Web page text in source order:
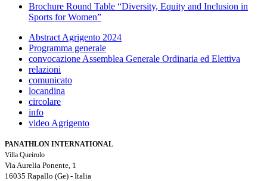
Brochure Round Table “Diversity, Equity and Inclusion in
Sports for Women”
Abstract Agrigento 2024
Programma generale
convocazione Assemblea Generale Ordinaria ed Elettiva
relazioni
comunicato
locandina
circolare
info
video Agrigento
PANATHLON INTERNATIONAL
Villa Queirolo
Via Aurelia Ponente, 1
16035 Rapallo (Ge) - Italia